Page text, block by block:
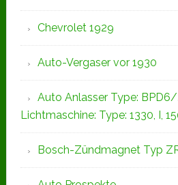
Chevrolet 1929
Auto-Vergaser vor 1930
Auto Anlasser Type:
Lichtmaschine: Type: 1330, I,
Bosch-Zündmagnet Typ